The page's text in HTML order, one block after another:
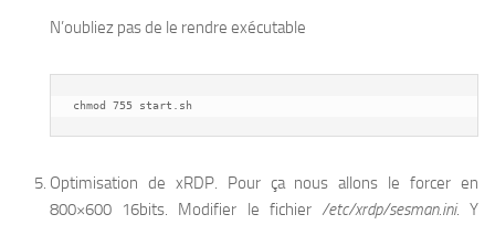
N’oubliez pas de le rendre exécutable
chmod 755 start.sh
Optimisation de xRDP. Pour ça nous allons le forcer en
800×600 16bits. Modifier le fichier /etc/xrdp/sesman.ini. Y